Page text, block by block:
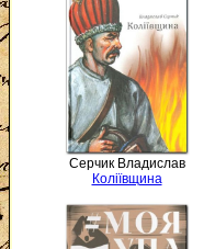
Серчик Владислав
Коліївщина